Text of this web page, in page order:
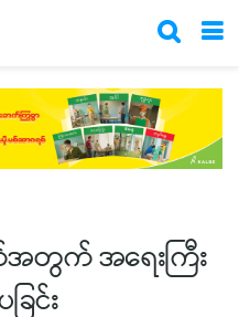
တွက် အရေးကြီး
ြင်း